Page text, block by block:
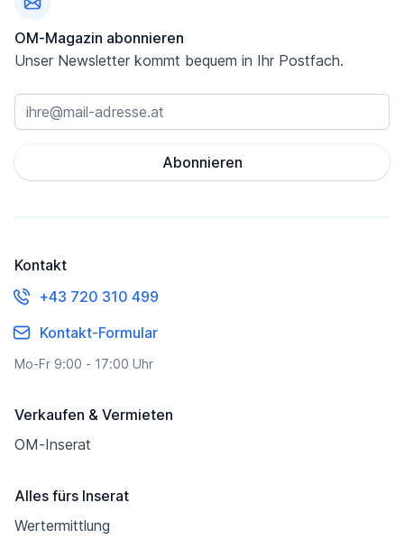
OM-Magazin abonnieren
Unser Newsletter kommt bequem in Ihr Postfach.
Abonnieren
Kontakt
+43 720 310 499
Kontakt-Formular
Mo-Fr 9:00 - 17:00 Uhr
Verkaufen & Vermieten
OM-Inserat
Alles fürs Inserat
Wertermittlung